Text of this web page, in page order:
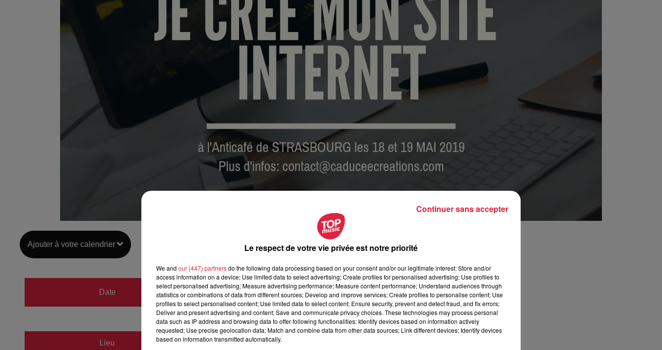
Ajouter à votre calendrier
Date
du18 mai 2019 à 0h00
au
19 mai 2019 à 0h00
Lieu Anticafé, 1 rue de la division Leclerc, 67000 STRASBOURG
Le respect de votre vie privée est notre priorité
We and our (447) partnersdo the following data processing based on your consent and/or our legitimate interest: Store and/or
access information on a device; Use limited data to select advertising; Create profiles for personalised advertising; Use profiles to
select personalised advertising; Measure advertising performance; Measure content performance; Understand audiences through
statistics or combinations of data from different sources; Develop and improve services; Create profiles to personalise content; Use
profiles to select personalised content; Use limited data to select content; Ensure security, prevent and detect fraud, and fix errors;
Deliver and present advertising and content; Save and communicate privacy choices. These technologies may process personal
data such as IP address and browsing data to offer following functionalities: Identify devices based on information actively
requested; Use precise geolocation data; Match and combine data from other data sources; Link different devices; Identify devices
based on information transmitted automatically.
Continuer sans accepter